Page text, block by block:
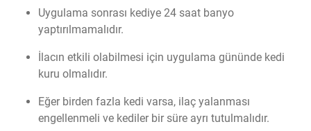
Uygulama sonrası kediye 24 saat banyo
yaptırılmamalıdır.
İlacın etkili olabilmesi için uygulama gününde kedi
kuru olmalıdır.
Eğer birden fazla kedi varsa, ilaç yalanması
engellenmeli ve kediler bir süre ayrı tutulmalıdır.